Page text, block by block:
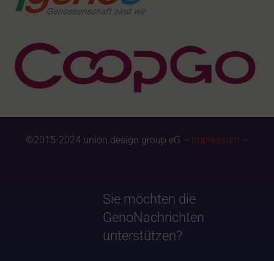
©2015-2024 union design group eG – Impressum –
Sie möchten die
GenoNachrichten
unterstützen?